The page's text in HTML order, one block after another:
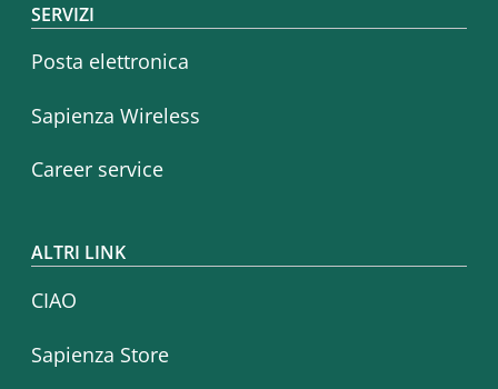
SERVIZI
Posta elettronica
Sapienza Wireless
Career service
ALTRI LINK
CIAO
Sapienza Store